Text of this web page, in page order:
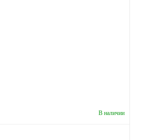
В наличии